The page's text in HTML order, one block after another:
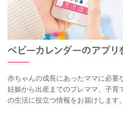
赤ちゃんの成長にあったママに必要
妊娠から出産までのプレママ、子育
の生活に役立つ情報をお届けします。